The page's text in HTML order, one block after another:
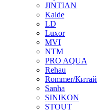
JINTIAN
Kalde
LD
Luxor
MVI
NTM
PRO AQUA
Rehau
Rommer/Китай
Sanha
SINIKON
STOUT